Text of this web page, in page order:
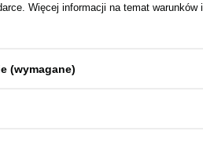
Więcej informacji na temat
(wymagane)